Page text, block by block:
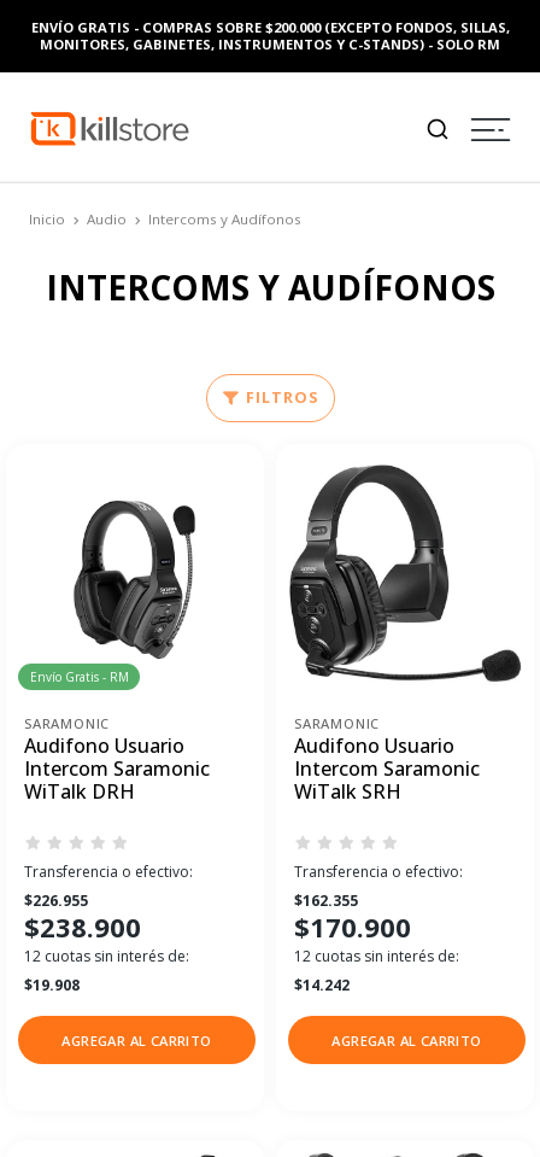
ENVÍO GRATIS - COMPRAS SOBRE $200.000 (EXCEPTO FONDOS, SILLAS,
MONITORES, GABINETES, INSTRUMENTOS Y C-STANDS) - SOLO RM
Inicio Audio Intercoms y Audífonos
INTERCOMS Y AUDÍFONOS
FILTROS
Envío Gratis - RM
SARAMONIC
Audifono Usuario
Intercom Saramonic
WiTalk DRH
Transferencia o efectivo:
$226.955
$238.900
12 cuotas sin interés de:
$19.908
AGREGAR AL CARRITO
SARAMONIC
Audifono Usuario
Intercom Saramonic
WiTalk SRH
Transferencia o efectivo:
$162.355
$170.900
12 cuotas sin interés de:
$14.242
AGREGAR AL CARRITO